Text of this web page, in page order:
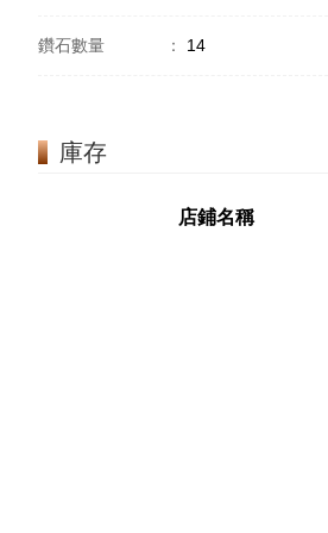
鑽石數量 ： 14
庫存
店鋪名稱